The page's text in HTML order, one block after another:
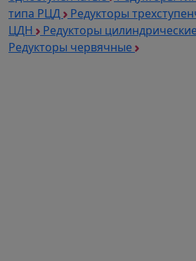
типа РЦД
Редукторы
ЦДН
Редукторы
Редукторы червячные